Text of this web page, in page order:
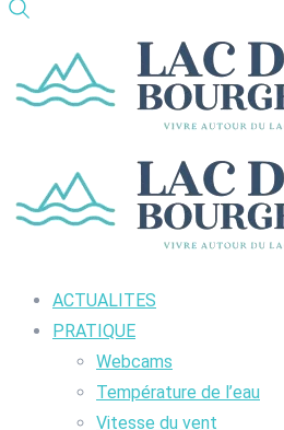
ACTUALITES
PRATIQUE
Webcams
Température de l’eau
Vitesse du vent